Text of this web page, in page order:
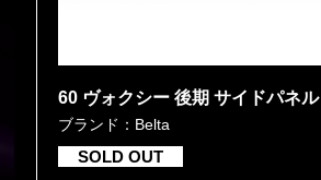
60 ヴォクシー 後期 サイドパネル
ブランド：Belta
SOLD OUT